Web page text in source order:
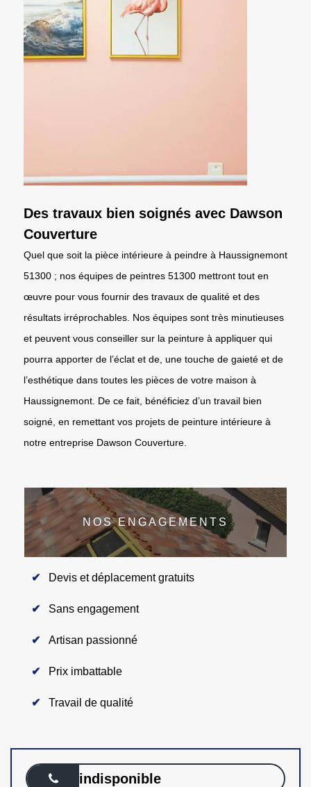
Des travaux bien soignés avec Dawson
Couverture
Quel que soit la pièce intérieure à peindre à Haussignemont
51300 ; nos équipes de peintres 51300 mettront tout en
œuvre pour vous fournir des travaux de qualité et des
résultats irréprochables. Nos équipes sont très minutieuses
et peuvent vous conseiller sur la peinture à appliquer qui
pourra apporter de l’éclat et de, une touche de gaieté et de
l’esthétique dans toutes les pièces de votre maison à
Haussignemont. De ce fait, bénéficiez d’un travail bien
soigné, en remettant vos projets de peinture intérieure à
notre entreprise Dawson Couverture.
NOS ENGAGEMENTS
Devis et déplacement gratuits
Sans engagement
Artisan passionné
Prix imbattable
Travail de qualité
indisponible